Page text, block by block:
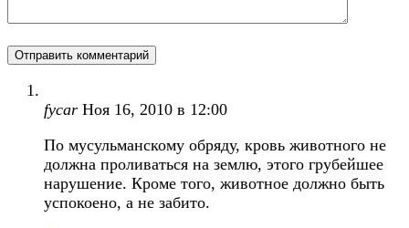
fycar Ноя 16, 2010 в 12:00
По мусульманскому обряду, кровь животного не
должна проливаться на землю, этого грубейшее
нарушение. Кроме того, животное должно быть
успокоено, а не забито.